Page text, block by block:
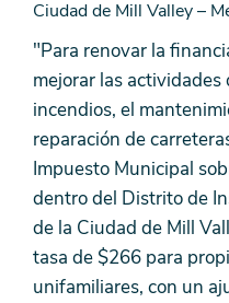
Ciudad de Mill Valley –
"Para renovar la
mejorar las
incendios, el
reparación de
Impuesto Municipal
dentro del Distrito de
de la Ciudad de Mill
tasa de $266 para
unifamiliares, con un